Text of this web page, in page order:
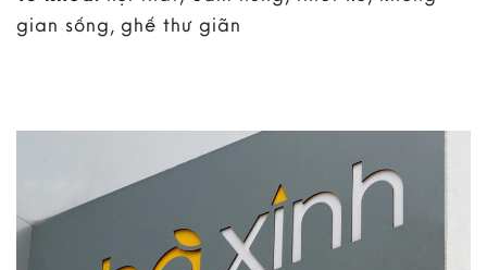
gian sống, ghế thư giãn